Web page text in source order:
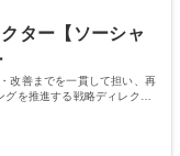
学歴・資格
： 資格：
ター【ソーシャ
改善までを一貫して担い、再
を推進する戦略ディレクタ